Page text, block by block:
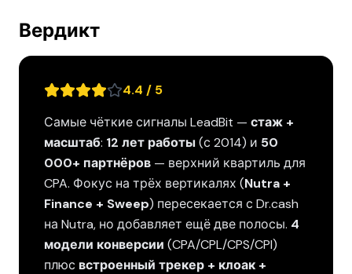
Вердикт
4.4 / 5
Самые чёткие сигналы LeadBit — стаж +
масштаб: 12 лет работы(с 2014) и 50
000+ партнёров — верхний квартиль для
CPA. Фокус на трёх вертикалях (Nutra +
Finance + Sweep) пересекается с Dr.cash
на Nutra, но добавляет ещё две полосы. 4
модели конверсии (CPA/CPL/CPS/CPI)
плюс встроенный трекер + клоак +